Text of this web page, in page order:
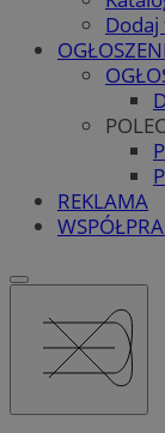
REKLAMA